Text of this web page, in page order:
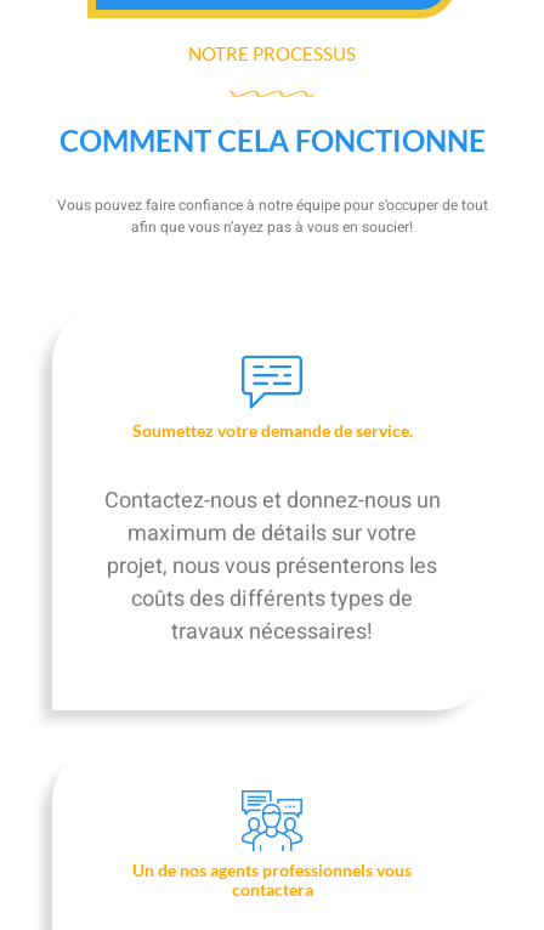
NOTRE PROCESSUS
COMMENT CELA FONCTIONNE
Vous pouvez faire confiance à notre équipe pour s’occuper de tout
afin que vous n’ayez pas à vous en soucier!
Soumettez votre demande de service.
Contactez-nous et donnez-nous un
maximum de détails sur votre
projet, nous vous présenterons les
coûts des différents types de
travaux nécessaires!
Un de nos agents professionnels vous
contactera